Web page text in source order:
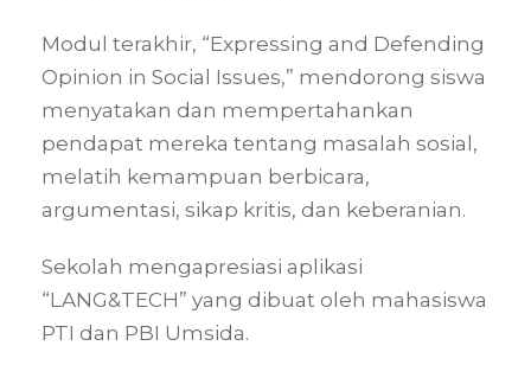
Modul terakhir, “Expressing and Defending
Opinion in Social Issues,” mendorong siswa
menyatakan dan mempertahankan
pendapat mereka tentang masalah sosial,
melatih kemampuan berbicara,
argumentasi, sikap kritis, dan keberanian.
Sekolah mengapresiasi aplikasi
“LANG&TECH” yang dibuat oleh mahasiswa
PTI dan PBI Umsida.